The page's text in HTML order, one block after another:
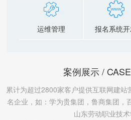

舆情公关

软文推广
案例展示 /
累计为超过2800家客户提供互联网建
名企业，如：学为贵集团，鲁商集团，
山东劳动职业技术